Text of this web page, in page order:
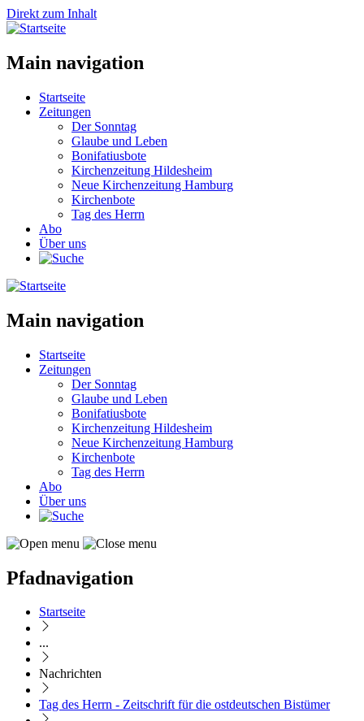
Direkt zum Inhalt
Main navigation
Startseite
Zeitungen
Der Sonntag
Glaube und Leben
Bonifatiusbote
Kirchenzeitung Hildesheim
Neue Kirchenzeitung Hamburg
Kirchenbote
Tag des Herrn
Abo
Über uns
Main navigation
Startseite
Zeitungen
Der Sonntag
Glaube und Leben
Bonifatiusbote
Kirchenzeitung Hildesheim
Neue Kirchenzeitung Hamburg
Kirchenbote
Tag des Herrn
Abo
Über uns
Pfadnavigation
Startseite
...
Nachrichten
Tag des Herrn - Zeitschrift für die ostdeutschen Bistümer